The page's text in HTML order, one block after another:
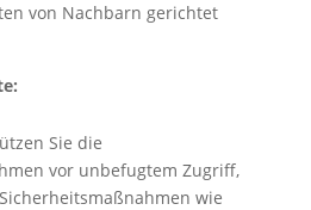
von Nachbarn gerichtet
Sie die
vor unbefugtem Zugriff,
wie